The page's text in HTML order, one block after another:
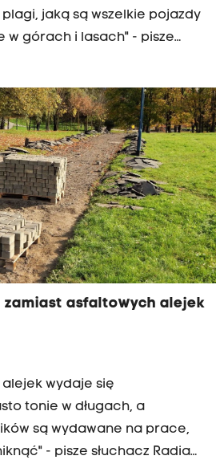
plagi, jaką są wszelkie pojazdy
w górach i lasach" - pisze
zamiast asfaltowych alejek
wydaje się
tonie w długach, a
są wydawane na prace,
- pisze słuchacz Radia